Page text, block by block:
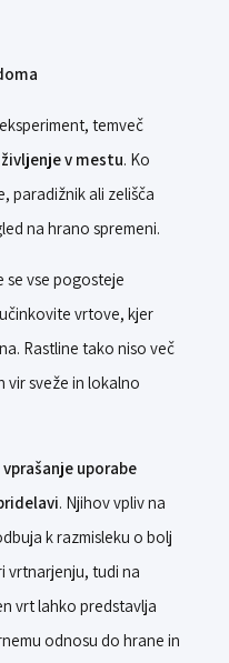
temveč
v mestu. Ko
paradižnik ali zelišča
na hrano spremeni.
se vse pogosteje
vrtove, kjer
Rastline tako niso več
vir sveže in lokalno
vprašanje uporabe
. Njihov vpliv na
k razmisleku o bolj
vrtnarjenju, tudi na
vrt lahko predstavlja
odnosu do hrane in